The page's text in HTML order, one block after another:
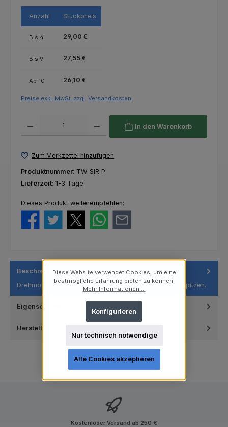
Anzahl Stückpreis
Bis 4 29,00 €
Bis 9 27,55 €
Ab 10 26,10 €
Preise exkl. MwSt. zzgl. Versandkosten
In den Warenkorb
Zum Merkzettel hinzufügen
Produktnummer: TW SIR P
Lieferzeit: 1-3 Tage
Dieses Produkt weiterempfehlen:
Beschreibung
Drehmomentschlüssel passend für Sirona Ultraschallspitzen.
Eigenschaften
Hersteller
Kostenloser Versand ab 250 €
Diese Website verwendet Cookies, um eine
bestmögliche Erfahrung bieten zu können.
Mehr Informationen ...
Nur technisch notwendige
Konfigurieren
Alle Cookies akzeptieren